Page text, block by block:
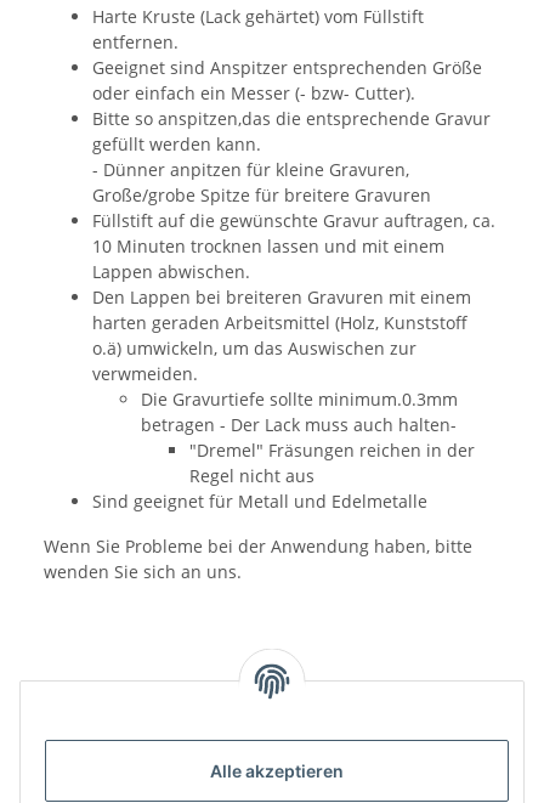
Alle akzeptieren
Harte Kruste (Lack gehärtet) vom Füllstift
entfernen.
Geeignet sind Anspitzer entsprechenden Größe
oder einfach ein Messer (- bzw- Cutter).
Bitte so anspitzen,das die entsprechende Gravur
gefüllt werden kann.
- Dünner anpitzen für kleine Gravuren,
Große/grobe Spitze für breitere Gravuren
Füllstift auf die gewünschte Gravur auftragen, ca.
10 Minuten trocknen lassen und mit einem
Lappen abwischen.
Den Lappen bei breiteren Gravuren mit einem
harten geraden Arbeitsmittel (Holz, Kunststoff
o.ä) umwickeln, um das Auswischen zur
verwmeiden.
Die Gravurtiefe sollte minimum.0.3mm
betragen - Der Lack muss auch halten-
"Dremel" Fräsungen reichen in der
Regel nicht aus
Sind geeignet für Metall und Edelmetalle
Wenn Sie Probleme bei der Anwendung haben, bitte
wenden Sie sich an uns.